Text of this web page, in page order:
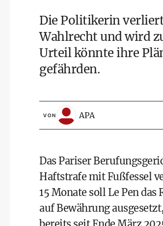
Die Politikerin
Wahlrecht und wird
Urteil könnte ihre
gefährden.
VON APA
Das Pariser
Haftstrafe mit Fußfessel
15 Monate soll Le Pen
auf Bewährung